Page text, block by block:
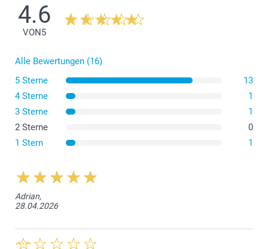
4.6
VON5
Alle Bewertungen (16)
5 Sterne
13
4 Sterne
1
3 Sterne
1
2 Sterne
0
1 Stern
1
Adrian,
28.04.2026